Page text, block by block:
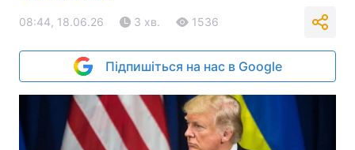
08:44, 18.06.26 3 хв. 1536
Підпишіться на нас в Google